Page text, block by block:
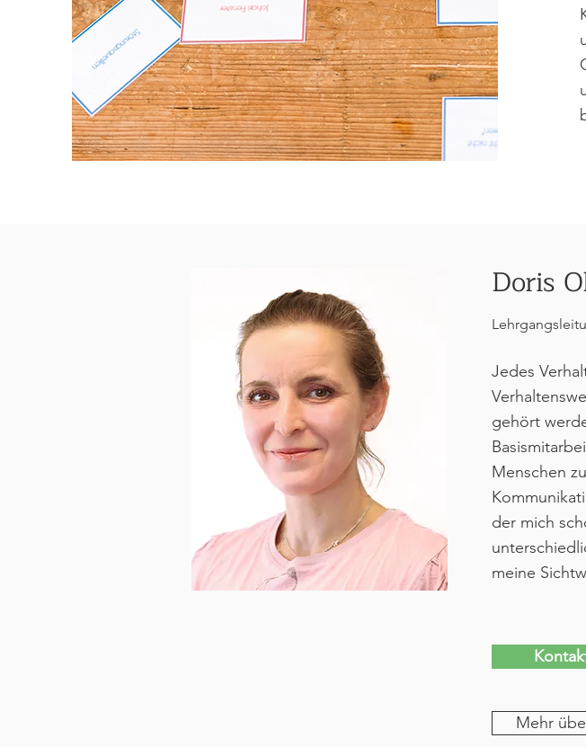
Doris
Jedes
gehört
Menschen
der mich
meine
Mehr